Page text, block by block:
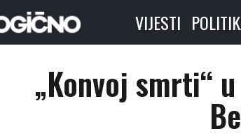
VIJESTI
„Konvoj smrti“